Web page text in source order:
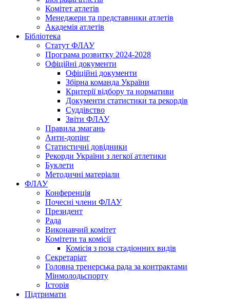
Комітет атлетів
Менеджери та представники атлетів
Академія атлетів
Бібліотека
Статут ФЛАУ
Програма розвитку 2024-2028
Офіційні документи
Офіційні документи
Збірна команда України
Критерії відбору та нормативи
Документи статистики та рекордів
Суддівство
Звіти ФЛАУ
Правила змагань
Анти-допінг
Статистичні довідники
Рекорди України з легкої атлетики
Буклети
Методичні матеріали
ФЛАУ
Конференція
Почесні члени ФЛАУ
Президент
Рада
Виконавчий комітет
Комітети та комісії
Комісія з поза стадіонних видів
Секретаріат
Головна тренерська рада за контрактами
Мінмолодьспорту
Історія
Підтримати